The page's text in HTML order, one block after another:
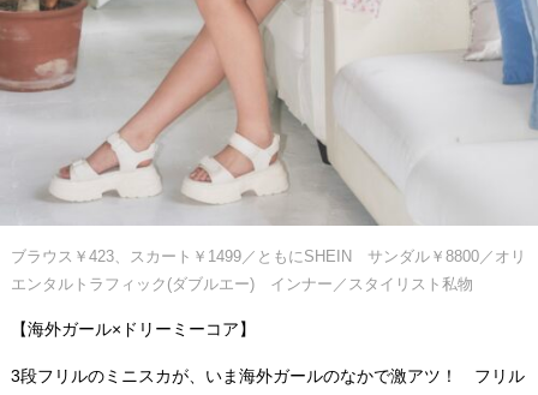
ブラウス￥423、スカート￥1499／ともにSHEIN サンダル￥8800／オリ
エンタルトラフィック(ダブルエー) インナー／スタイリスト私物
【海外ガール×ドリーミーコア】
3段フリルのミニスカが、いま海外ガールのなかで激アツ！ フリル